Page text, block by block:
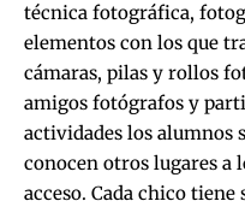
técnica fotográfica,
elementos con los que
cámaras, pilas y rollos
amigos fotógrafos y
actividades los alumnos
conocen otros lugares a
acceso. Cada chico